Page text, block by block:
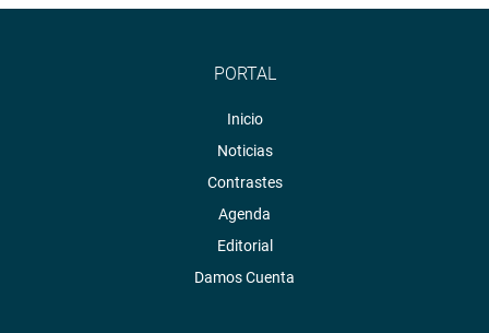
PORTAL
Inicio
Noticias
Contrastes
Agenda
Editorial
Damos Cuenta